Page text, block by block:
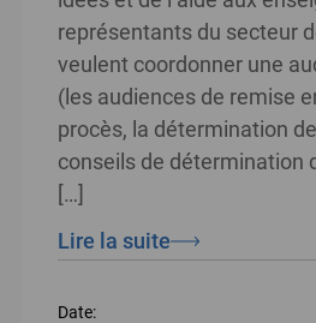
représentants du secteur
veulent coordonner une
(les audiences de remise
procès, la détermination
conseils de détermination
[…]
Lire la suite
Date: